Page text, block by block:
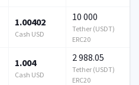
1.00402
Cash USD
10 000
Tether (USDT)
ERC20
1.004
Cash USD
2 988.05
Tether (USDT)
ERC20